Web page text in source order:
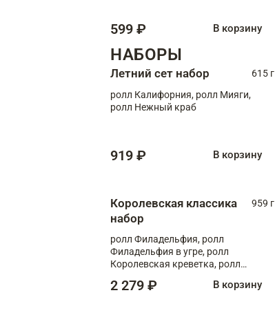
599 ₽ В корзину
НАБОРЫ
Летний сет набор
615 г
ролл Калифорния, ролл Мияги,
ролл Нежный краб
919 ₽ В корзину
Королевская классика
набор
959 г
ролл Филадельфия, ролл
Филадельфия в угре, ролл
Королевская креветка, ролл
2 279 ₽ В корзину